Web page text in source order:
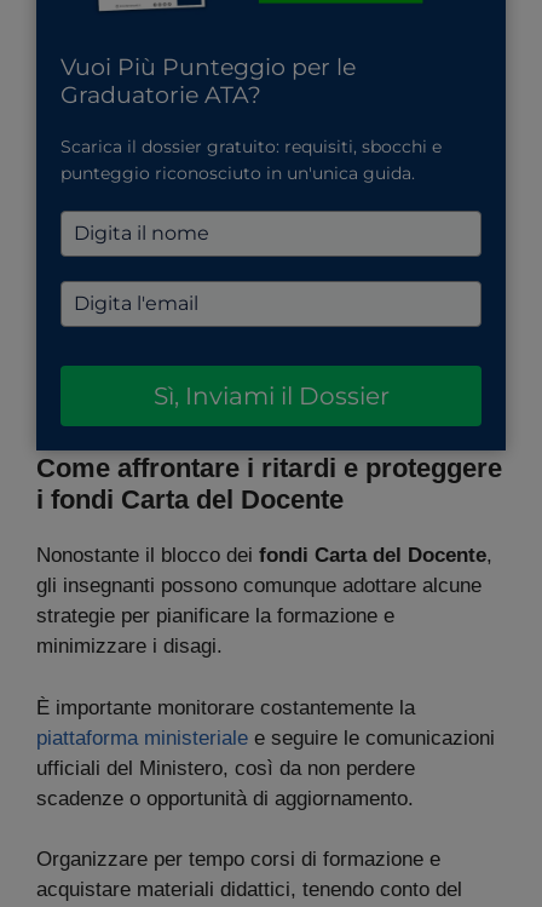
Vuoi Più Punteggio per le
Graduatorie ATA?
Scarica il dossier gratuito: requisiti, sbocchi e
punteggio riconosciuto in un'unica guida.
Sì, Inviami il Dossier
Come affrontare i ritardi e proteggere
i fondi Carta del Docente
Nonostante il blocco dei fondi Carta del Docente,
gli insegnanti possono comunque adottare alcune
strategie per pianificare la formazione e
minimizzare i disagi.
È importante monitorare costantemente la
piattaforma ministeriale e seguire le comunicazioni
ufficiali del Ministero, così da non perdere
scadenze o opportunità di aggiornamento.
Organizzare per tempo corsi di formazione e
acquistare materiali didattici, tenendo conto del